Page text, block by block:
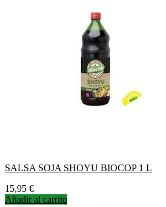
SALSA SOJA SHOYU BIOCOP 1 L
Precio
15,95 €
Añadir al carrito